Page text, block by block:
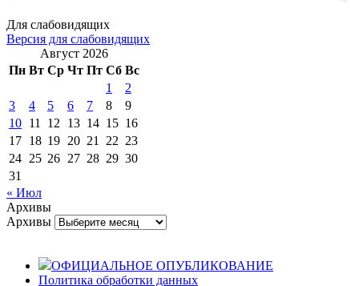
Для слабовидящих
Версия для слабовидящих
Август 2026
Пн Вт Ср Чт Пт Сб Вс
1
2
3
4 5 6 7 8
9
10 11 12 13 14 15 16
17 18 19 20 21 22 23
24 25 26 27 28 29 30
31
« Июл
Архивы
Архивы
ОФИЦИАЛЬНОЕ ОПУБЛИКОВАНИЕ
Политика обработки данных